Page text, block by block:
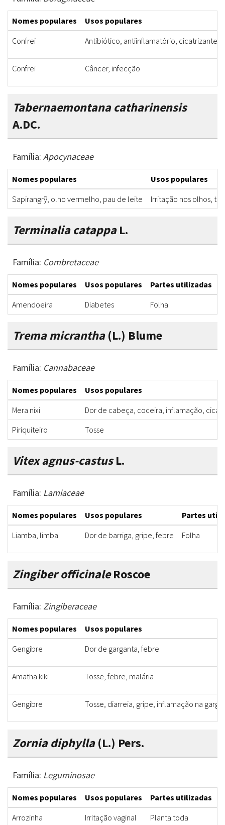
Nomes populares
Usos populares
Confrei
Antibiótico, antiinflamatório, cicatrizante,
Confrei Câncer, infecção
Tabernaemontana catharinensis
A.DC.
Família: Apocynaceae
Nomes populares
Usos populares
Sapirangrỹ, olho vermelho, pau de leite
Irritação nos olhos,
Terminalia catappaL.
Família: Combretaceae
Nomes populares Usos populares Partes utilizadas
Amendoeira
Diabetes Folha
Trema micrantha(L.) Blume
Família: Cannabaceae
Nomes populares
Usos populares
Mera nixi
Dor de cabeça, coceira, inflamação,
Piriquiteiro
Tosse
Vitex agnus-castusL.
Família: Lamiaceae
Nomes populares Usos populares
Partes
Liamba, limba
Dor de barriga, gripe, febre Folha
Zingiber officinaleRoscoe
Família: Zingiberaceae
Nomes populares
Usos populares
Gengibre
Dor de garganta, febre
Amatha kiki Tosse, febre, malária
Gengibre Tosse, diarreia, gripe, inflamação na
Zornia diphylla(L.) Pers.
Família: Leguminosae
Nomes populares Usos populares Partes utilizadas
Arrozinha
Irritação vaginal Planta toda